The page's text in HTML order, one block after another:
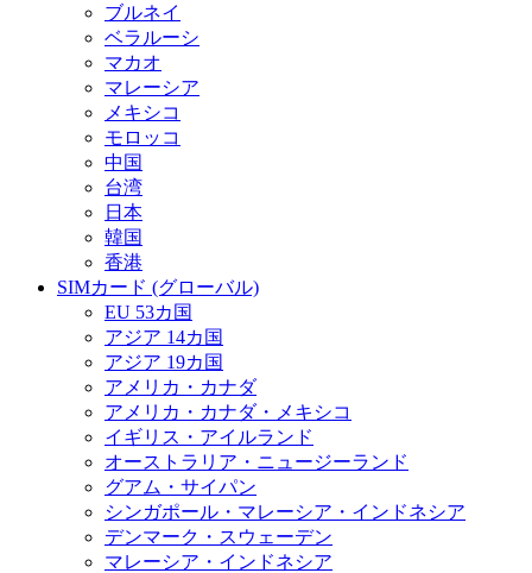
ブルネイ
ベラルーシ
マカオ
マレーシア
メキシコ
モロッコ
中国
台湾
日本
韓国
香港
SIMカード (グローバル)
EU 53カ国
アジア 14カ国
アジア 19カ国
アメリカ・カナダ
アメリカ・カナダ・メキシコ
イギリス・アイルランド
オーストラリア・ニュージーランド
グアム・サイパン
シンガポール・マレーシア・インドネシア
デンマーク・スウェーデン
マレーシア・インドネシア